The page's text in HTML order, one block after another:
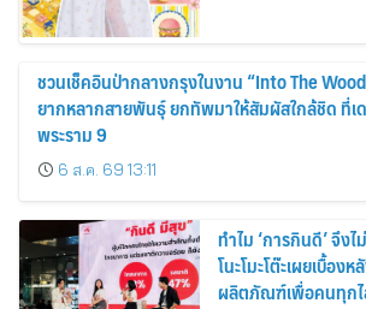
ชวนเช็คอินป่ากลางกรุงในงาน “Into The
ยากหลากสายพันธุ์ ยกทัพมาให้สัมผัสใกล้ชิด ที่เด
พระราม 9
6 ส.ค. 69 13:11
ทำไม ‘การกินดี’ จึง
โนะโมะโต๊ะเผยเบื้อ
ผลิตภัณฑ์เพื่อคนทุก